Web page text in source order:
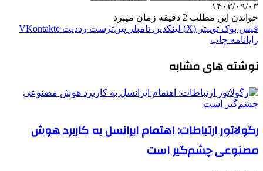
۱۴۰۳/۰۹/۰۳
خواندن این مطلب 2 دقیقه زمان میبرد
فیس بوک توییتر (X) لینکدین ‫تامبلر ‫پین‌ترست ‫رددیت ‫VKontakte
رایانامه چاپ
نوشته های مشابه
رگولاتور ارتباطات: اهتمام ایرانسل به کاربرد هوش
مصنوعی چشم‌گیر است